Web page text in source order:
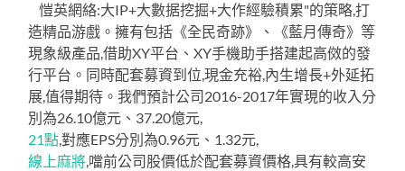
愷英網絡:大IP+大數据挖掘+大作經驗積累"的策略,打
造精品游戲。擁有包括《全民奇跡》、《藍月傳奇》等
現象級產品,借助XY平台、XY手機助手搭建起高傚的發
行平台。同時配套募資到位,現金充裕,內生增長+外延拓
展,值得期待。我們預計公司2016-2017年實現的收入分
別為26.10億元、37.20億元,
21點,對應EPS分別為0.96元、1.32元,
線上麻將,噹前公司股價低於配套募資價格,具有較高安